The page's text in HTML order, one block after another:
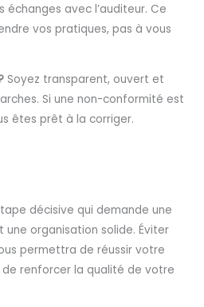
échanges avec l’auditeur. Ce
vos pratiques, pas à vous
Soyez transparent, ouvert et
Si une non-conformité est
êtes prêt à la corriger.
décisive qui demande une
organisation solide. Éviter
permettra de réussir votre
renforcer la qualité de votre